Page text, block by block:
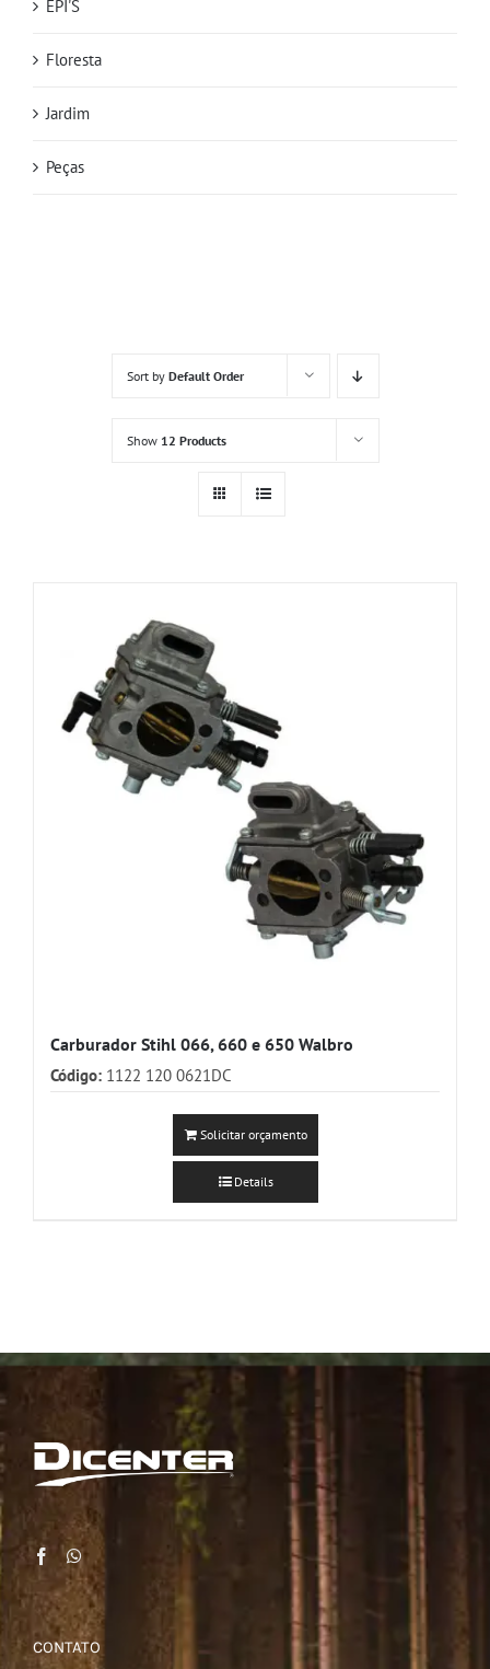
Sort by Default Order
Show 12 Products
Carburador Stihl 066, 660 e 650 Walbro
Código: 1122 120 0621DC
Solicitar orçamento
Details
EPI'S
Floresta
Jardim
Peças
CONTATO